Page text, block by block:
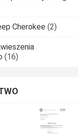
Cherokee (2)
(16)